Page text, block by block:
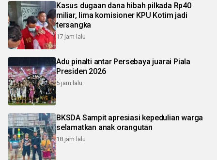
Kasus dugaan dana hibah pilkada Rp40
miliar, lima komisioner KPU Kotim jadi
tersangka
17 jam lalu
Adu pinalti antar Persebaya juarai Piala
Presiden 2026
5 jam lalu
BKSDA Sampit apresiasi kepedulian warga
selamatkan anak orangutan
18 jam lalu